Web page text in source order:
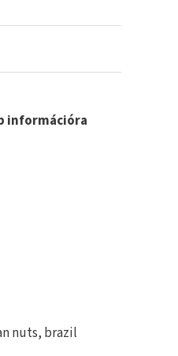
információra
nuts, brazil